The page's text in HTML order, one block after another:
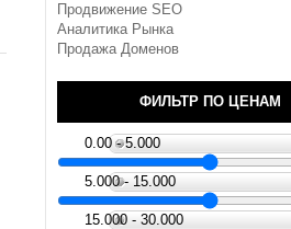
Продвижение SEO
Аналитика Рынка
Продажа Доменов
ФИЛЬТР ПО ЦЕНАМ
0.00 - 5.000
5.000 - 15.000
15.000 - 30.000